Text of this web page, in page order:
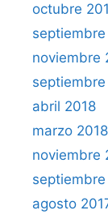
octubre
noviembre
abril 2018
marzo 2018
noviembre
septiembre
agosto